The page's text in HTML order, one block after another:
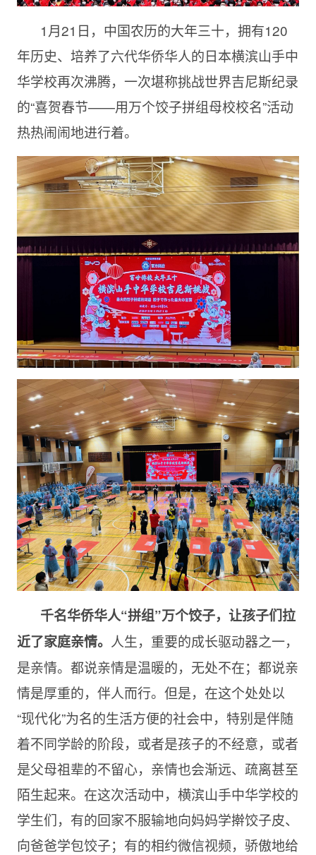
1月21日，中国农历的大年三十，拥有120
年历史、培养了六代华侨华人的日本横滨山手中
华学校再次沸腾，一次堪称挑战世界吉尼斯纪录
的“喜贺春节——用万个饺子拼组母校校名”活动
热热闹闹地进行着。
千名华侨华人“拼组”万个饺子，让孩子们拉
近了家庭亲情。 人生，重要的成长驱动器之一，
是亲情。都说亲情是温暖的，无处不在；都说亲
情是厚重的，伴人而行。但是，在这个处处以
“现代化”为名的生活方便的社会中，特别是伴随
着不同学龄的阶段，或者是孩子的不经意，或者
是父母祖辈的不留心，亲情也会渐远、疏离甚至
陌生起来。在这次活动中，横滨山手中华学校的
学生们，有的回家不服输地向妈妈学擀饺子皮、
向爸爸学包饺子；有的相约微信视频，骄傲地给